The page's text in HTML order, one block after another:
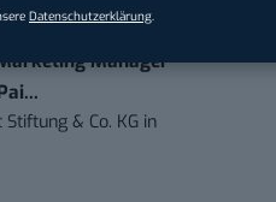
Datenschutzerklärung.
Manager
Stiftung & Co. KG in